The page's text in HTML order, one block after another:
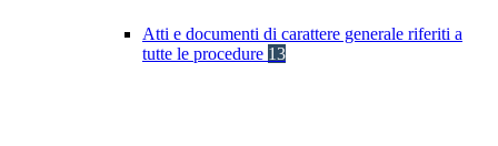
Atti e documenti di carattere generale riferiti a
tutte le procedure 13